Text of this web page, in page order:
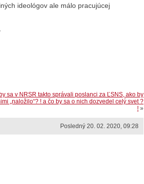
ideológov ale málo pracujúcej
sa v NRSR takto správali poslanci za ĽSNS, ako by
„naložilo“? ! a čo by sa o nich dozvedel celý svet ?
! »
Posledný 20. 02. 2020, 09:28